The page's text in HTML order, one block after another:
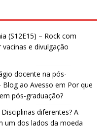
(S12E15) – Rock com
e divulgação
docente na pós-
Blog ao Avesso em Por que
pós-graduação?
Disciplinas diferentes? A
um dos lados da moeda